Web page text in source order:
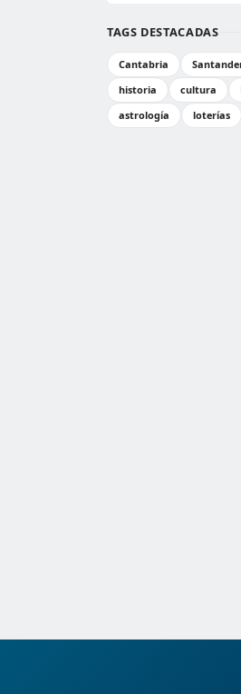
TAGS DESTACADAS
Cantabria
historia
cultura
astrología
loterías